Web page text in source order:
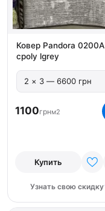
Ковер Pandora 0200A
cpoly lgrey
1100грнм2
Купить
Узнать свою скидку